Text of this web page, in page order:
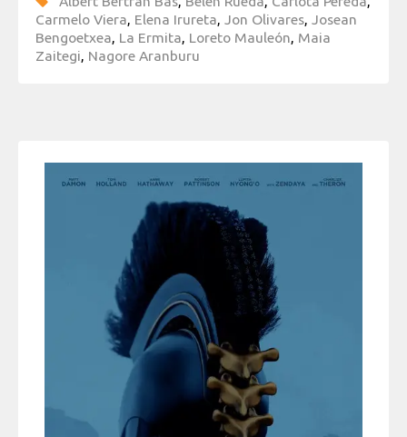
Carmelo Viera, Elena Irureta, Jon Olivares, Josean
Bengoetxea, La Ermita, Loreto Mauleón, Maia
Zaitegi, Nagore Aranburu